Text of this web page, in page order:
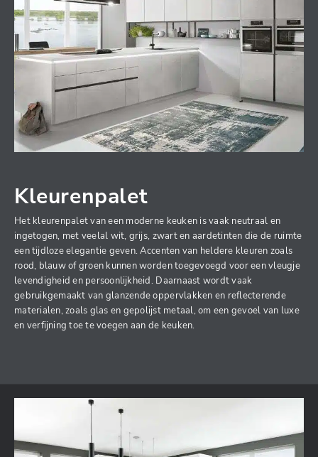
Kleurenpalet
Het kleurenpalet van een moderne keuken is vaak neutraal en
ingetogen, met veelal wit, grijs, zwart en aardetinten die de ruimte
een tijdloze elegantie geven. Accenten van heldere kleuren zoals
rood, blauw of groen kunnen worden toegevoegd voor een vleugje
levendigheid en persoonlijkheid. Daarnaast wordt vaak
gebruikgemaakt van glanzende oppervlakken en reflecterende
materialen, zoals glas en gepolijst metaal, om een gevoel van luxe
en verfijning toe te voegen aan de keuken.